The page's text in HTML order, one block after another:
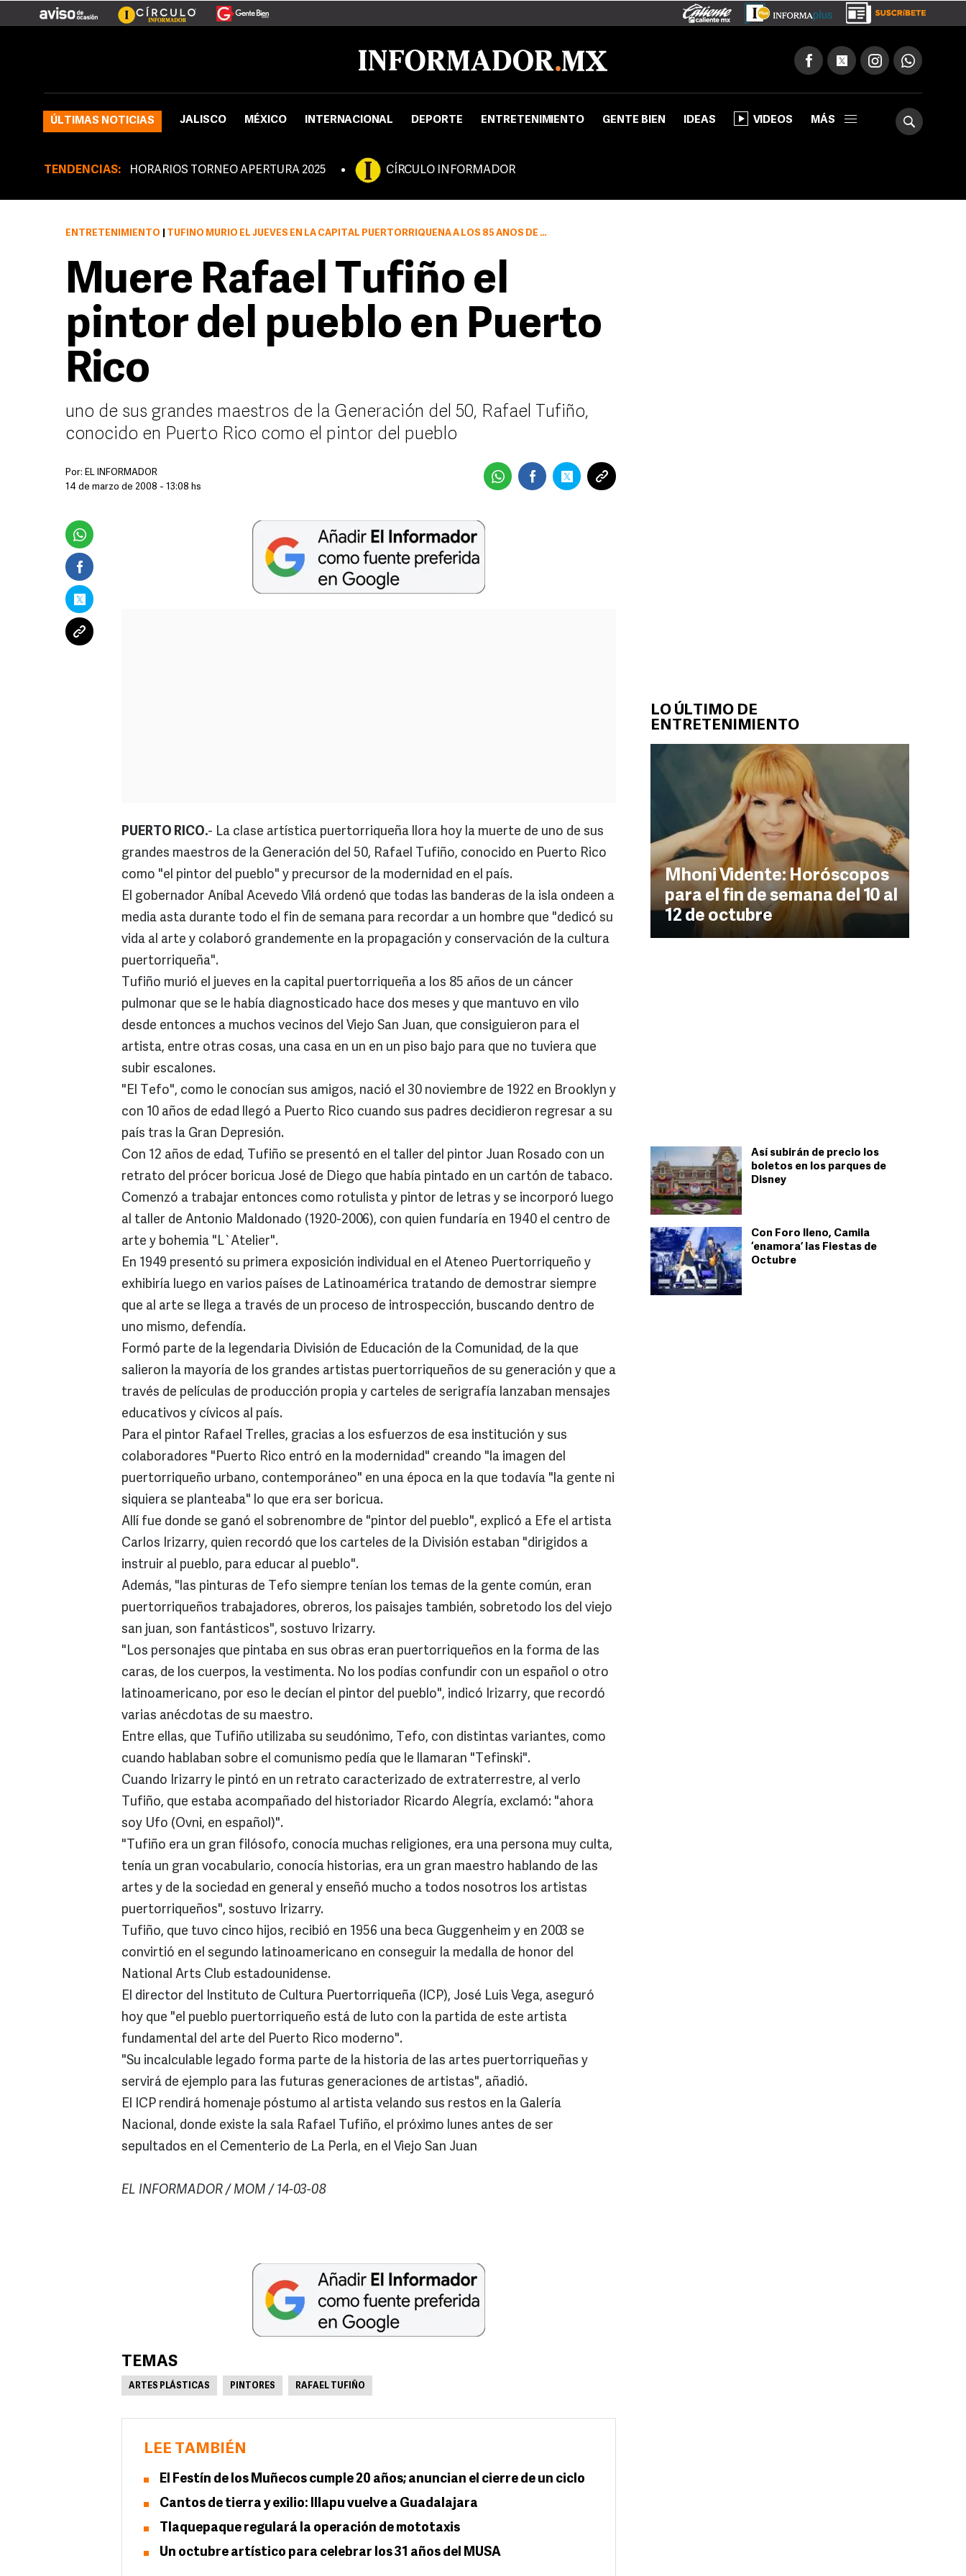
ÚLTIMAS NOTICIAS JALISCO MÉXICO INTERNACIONAL DEPORTE ENTRETENIMIENTO GENTE BIEN IDEAS VIDEOS MÁS
TENDENCIAS: HORARIOS TORNEO APERTURA 2025 CÍRCULO INFORMADOR
LO ÚLTIMO DE
ENTRETENIMIENTO
Mhoni Vidente: Horóscopos
para el fin de semana del 10 al
12 de octubre
Así subirán de precio los
boletos en los parques de
Disney
Con Foro lleno, Camila
‘enamora’ las Fiestas de
Octubre
ENTRETENIMIENTO TUFIÑO MURIÓ EL JUEVES EN LA CAPITAL PUERTORRIQUEÑA A LOS 85 AÑOS DE UN CÁNCER PULMONAR.
Muere Rafael Tufiño el
pintor del pueblo en Puerto
Rico
uno de sus grandes maestros de la Generación del 50, Rafael Tufiño,
conocido en Puerto Rico como el pintor del pueblo
Por: EL INFORMADOR
14 de marzo de 2008 - 13:08 hs
PUERTO RICO.- La clase artística puertorriqueña llora hoy la muerte de uno de sus
grandes maestros de la Generación del 50, Rafael Tufiño, conocido en Puerto Rico
como "el pintor del pueblo" y precursor de la modernidad en el país.
El gobernador Aníbal Acevedo Vilá ordenó que todas las banderas de la isla ondeen a
media asta durante todo el fin de semana para recordar a un hombre que "dedicó su
vida al arte y colaboró grandemente en la propagación y conservación de la cultura
puertorriqueña".
Tufiño murió el jueves en la capital puertorriqueña a los 85 años de un cáncer
pulmonar que se le había diagnosticado hace dos meses y que mantuvo en vilo
desde entonces a muchos vecinos del Viejo San Juan, que consiguieron para el
artista, entre otras cosas, una casa en un en un piso bajo para que no tuviera que
subir escalones.
"El Tefo", como le conocían sus amigos, nació el 30 noviembre de 1922 en Brooklyn y
con 10 años de edad llegó a Puerto Rico cuando sus padres decidieron regresar a su
país tras la Gran Depresión.
Con 12 años de edad, Tufiño se presentó en el taller del pintor Juan Rosado con un
retrato del prócer boricua José de Diego que había pintado en un cartón de tabaco.
Comenzó a trabajar entonces como rotulista y pintor de letras y se incorporó luego
al taller de Antonio Maldonado (1920-2006), con quien fundaría en 1940 el centro de
arte y bohemia "L`Atelier".
En 1949 presentó su primera exposición individual en el Ateneo Puertorriqueño y
exhibiría luego en varios países de Latinoamérica tratando de demostrar siempre
que al arte se llega a través de un proceso de introspección, buscando dentro de
uno mismo, defendía.
Formó parte de la legendaria División de Educación de la Comunidad, de la que
salieron la mayoría de los grandes artistas puertorriqueños de su generación y que a
través de películas de producción propia y carteles de serigrafía lanzaban mensajes
educativos y cívicos al país.
Para el pintor Rafael Trelles, gracias a los esfuerzos de esa institución y sus
colaboradores "Puerto Rico entró en la modernidad" creando "la imagen del
puertorriqueño urbano, contemporáneo" en una época en la que todavía "la gente ni
siquiera se planteaba" lo que era ser boricua.
Allí fue donde se ganó el sobrenombre de "pintor del pueblo", explicó a Efe el artista
Carlos Irizarry, quien recordó que los carteles de la División estaban "dirigidos a
instruir al pueblo, para educar al pueblo".
Además, "las pinturas de Tefo siempre tenían los temas de la gente común, eran
puertorriqueños trabajadores, obreros, los paisajes también, sobretodo los del viejo
san juan, son fantásticos", sostuvo Irizarry.
"Los personajes que pintaba en sus obras eran puertorriqueños en la forma de las
caras, de los cuerpos, la vestimenta. No los podías confundir con un español o otro
latinoamericano, por eso le decían el pintor del pueblo", indicó Irizarry, que recordó
varias anécdotas de su maestro.
Entre ellas, que Tufiño utilizaba su seudónimo, Tefo, con distintas variantes, como
cuando hablaban sobre el comunismo pedía que le llamaran "Tefinski".
Cuando Irizarry le pintó en un retrato caracterizado de extraterrestre, al verlo
Tufiño, que estaba acompañado del historiador Ricardo Alegría, exclamó: "ahora
soy Ufo (Ovni, en español)".
"Tufiño era un gran filósofo, conocía muchas religiones, era una persona muy culta,
tenía un gran vocabulario, conocía historias, era un gran maestro hablando de las
artes y de la sociedad en general y enseñó mucho a todos nosotros los artistas
puertorriqueños", sostuvo Irizarry.
Tufiño, que tuvo cinco hijos, recibió en 1956 una beca Guggenheim y en 2003 se
convirtió en el segundo latinoamericano en conseguir la medalla de honor del
National Arts Club estadounidense.
El director del Instituto de Cultura Puertorriqueña (ICP), José Luis Vega, aseguró
hoy que "el pueblo puertorriqueño está de luto con la partida de este artista
fundamental del arte del Puerto Rico moderno".
"Su incalculable legado forma parte de la historia de las artes puertorriqueñas y
servirá de ejemplo para las futuras generaciones de artistas", añadió.
El ICP rendirá homenaje póstumo al artista velando sus restos en la Galería
Nacional, donde existe la sala Rafael Tufiño, el próximo lunes antes de ser
sepultados en el Cementerio de La Perla, en el Viejo San Juan
EL INFORMADOR / MOM / 14-03-08
TEMAS
ARTES PLÁSTICAS PINTORES RAFAEL TUFIÑO
LEE TAMBIÉN
El Festín de los Muñecos cumple 20 años; anuncian el cierre de un ciclo
Cantos de tierra y exilio: Illapu vuelve a Guadalajara
Tlaquepaque regulará la operación de mototaxis
Un octubre artístico para celebrar los 31 años del MUSA